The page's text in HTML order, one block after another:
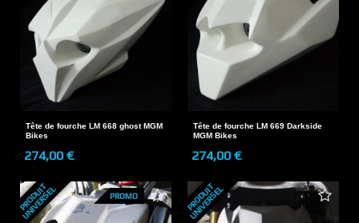
Tête de fourche LM 668 ghost MGM
Bikes
274,00 €
Tête de fourche LM 669 Darkside
MGM Bikes
274,00 €
P
R
O
D
U
I
T
U
N
I
V
E
R
S
E
L PROMO P
R
O
D
U
I
T
U
N
I
V
E
R
S
E
L